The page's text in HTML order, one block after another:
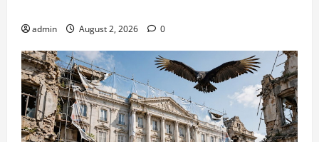
admin August 2, 2026 0